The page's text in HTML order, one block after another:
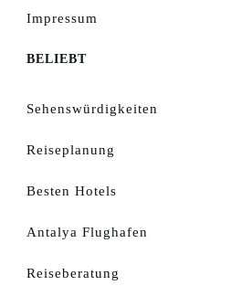
Impressum
BELIEBT
Sehenswürdigkeiten
Reiseplanung
Besten Hotels
Antalya Flughafen
Reiseberatung